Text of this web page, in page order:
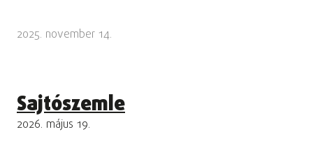
2025. november 14.
Sajtószemle
2026. május 19.